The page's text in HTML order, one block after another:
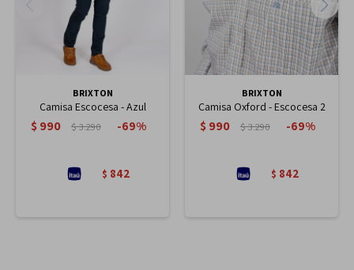
BRIXTON
Camisa Escocesa - Azul
$990 $3.290 69
$ 842
BRIXTON
Camisa Oxford - Escocesa 2
$990 $3.290 69
$ 842